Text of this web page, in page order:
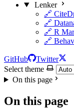
Lenker
🔗
🔗
🔗 R
🔗
GitHub
Twitter
Select theme
On this page
On this page